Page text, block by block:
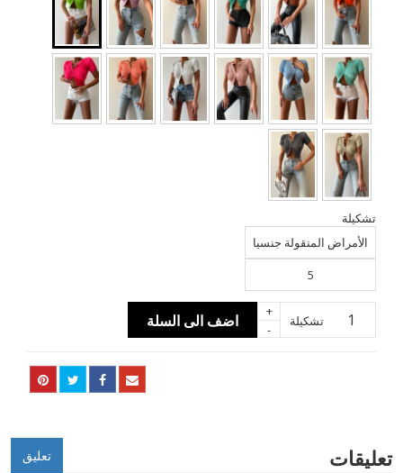
تشكيلة
الأمراض المنقولة جنسيا
5
تشكيلة
+
-
اضف الى السلة
تعليقات تعليق